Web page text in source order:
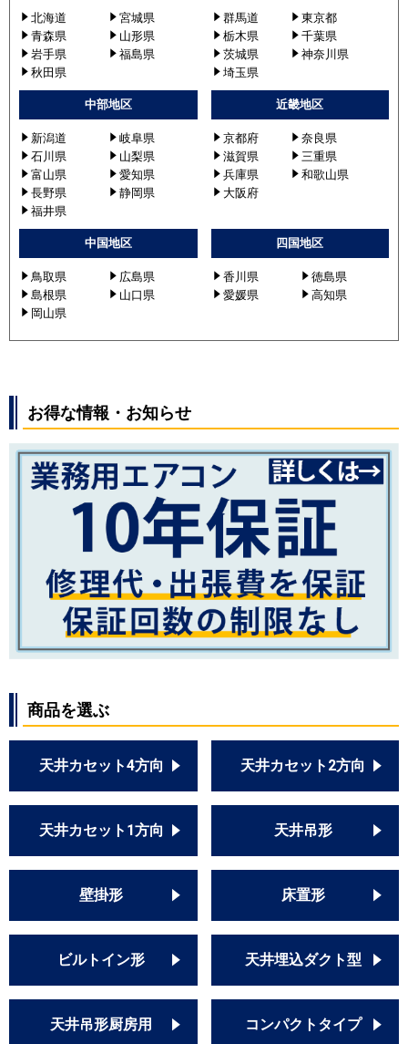
北海道
宮城県
青森県
山形県
岩手県
福島県
秋田県
群馬道
東京都
栃木県
千葉県
茨城県
神奈川県
埼玉県
中部地区
新潟道
岐阜県
石川県
山梨県
富山県
愛知県
長野県
静岡県
福井県
近畿地区
京都府
奈良県
滋賀県
三重県
兵庫県
和歌山県
大阪府
中国地区
鳥取県
広島県
島根県
山口県
岡山県
四国地区
香川県
徳島県
愛媛県
高知県
お得な情報・お知らせ
商品を選ぶ
天井カセット4方向 天井カセット2方向
天井カセット1方向 天井吊形
壁掛形 床置形
ビルトイン形 天井埋込ダクト型
天井吊形厨房用 コンパクトタイプ